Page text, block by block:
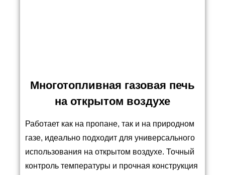
Многотопливная газовая печь
на открытом воздухе
Работает как на пропане, так и на природном
газе, идеально подходит для универсального
использования на открытом воздухе. Точный
контроль температуры и прочная конструкция